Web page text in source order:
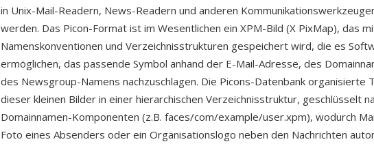
in Unix-Mail-Readern, News-Readern und anderen
werden. Das Picon-Format ist im Wesentlichen ein XPM-Bild (X PixMap), das
Namenskonventionen und Verzeichnisstrukturen gespeichert wird, die es
ermöglichen, das passende Symbol anhand der E-Mail-Adresse, des
des Newsgroup-Namens nachzuschlagen. Die Picons-Datenbank organisierte
dieser kleinen Bilder in einer hierarchischen Verzeichnisstruktur, geschlüsselt
Domainnamen-Komponenten (z.B. faces/com/example/user.xpm), wodurch
Foto eines Absenders oder ein Organisationslogo neben den Nachrichten